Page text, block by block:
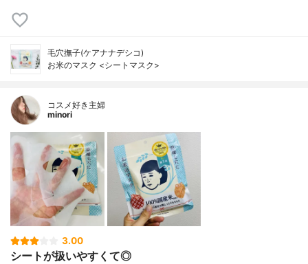
毛穴撫子(ケアナナデシコ)
お米のマスク <シートマスク>
コスメ好き主婦
minori
3.00
シートが扱いやすくて◎